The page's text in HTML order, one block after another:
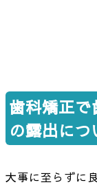
歯科矯正
の露出につ
大事に至らずに